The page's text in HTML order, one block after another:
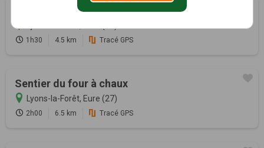
Circuit de l'abbaye de Mortemer
1h30 4.5 km Tracé GPS
Sentier du four à chaux
Lyons-la-Forêt, Eure (27)
2h00 6.5 km Tracé GPS